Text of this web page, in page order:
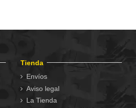
Tienda
Envíos
Aviso legal
La Tienda